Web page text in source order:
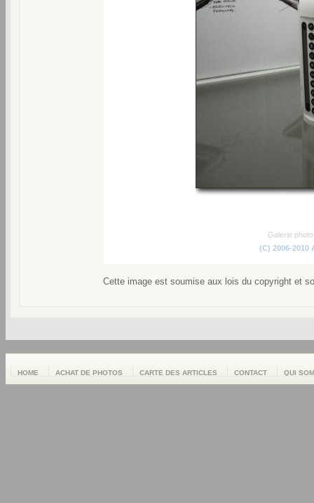
Galerie
(C) 2006-2010
Cette image est soumise aux lois du copyright et
HOME ACHAT DE PHOTOS CARTE DES ARTICLES CONTACT QUI